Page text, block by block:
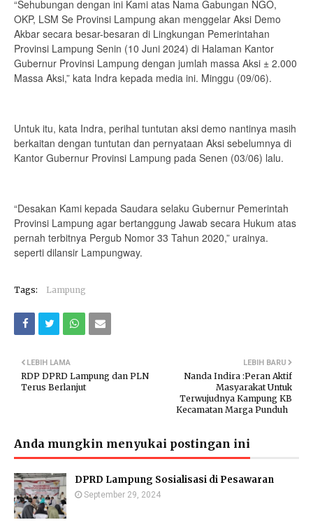
“Sehubungan dengan ini Kami atas Nama Gabungan NGO,
OKP, LSM Se Provinsi Lampung akan menggelar Aksi Demo
Akbar secara besar-besaran di Lingkungan Pemerintahan
Provinsi Lampung Senin (10 Juni 2024) di Halaman Kantor
Gubernur Provinsi Lampung dengan jumlah massa Aksi ± 2.000
Massa Aksi,” kata Indra kepada media ini. Minggu (09/06).
Untuk itu, kata Indra, perihal tuntutan aksi demo nantinya masih
berkaitan dengan tuntutan dan pernyataan Aksi sebelumnya di
Kantor Gubernur Provinsi Lampung pada Senen (03/06) lalu.
“Desakan Kami kepada Saudara selaku Gubernur Pemerintah
Provinsi Lampung agar bertanggung Jawab secara Hukum atas
pernah terbitnya Pergub Nomor 33 Tahun 2020,” urainya.
seperti dilansir Lampungway.
Tags: Lampung
LEBIH BARU
Nanda Indira :Peran Aktif
Masyarakat Untuk
Terwujudnya Kampung KB
Kecamatan Marga Punduh
LEBIH LAMA
RDP DPRD Lampung dan PLN
Terus Berlanjut
Anda mungkin menyukai postingan ini
DPRD Lampung Sosialisasi di Pesawaran
September 29, 2024